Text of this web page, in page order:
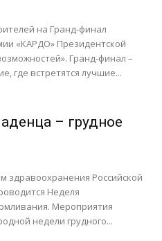
на Гранд-финал
«КАРДО» Президентской
Гранд-финал –
где встретятся лучшие...
– грудное
здравоохранения Российской
Неделя
Мероприятия
недели грудного...